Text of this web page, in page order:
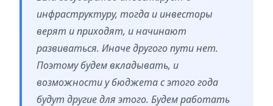
инфраструктуру, тогда и инвесторы
верят и приходят, и начинают
развиваться. Иначе другого пути нет.
Поэтому будем вкладывать, и
возможности у бюджета с этого года
будут другие для этого. Будем работать